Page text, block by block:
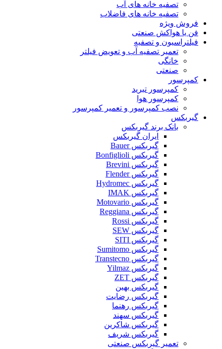
تصفیه خانه های آب
تصفیه خانه های فاضلاب
فروش ویژه
فن یا هواکش صنعتی
فیلتراسیون و تصفیه
تعمیر تصفیه آب و تعویض فیلتر
خانگی
صنعتی
کمپرسور
کمپرسور تبرید
کمپرسور هوا
نصب کمپرسور و تعمیر کمپرسور
گیربکس
بانک برند گیربکس
ایران گیربکس
گیربکس Bauer
گیربکس Bonfiglioli
گیربکس Brevini
گیربکس Flender
گیربکس Hydromec
گیربکس IMAK
گیربکس Motovario
گیربکس Reggiana
گیربکس Rossi
گیربکس SEW
گیربکس SITI
گیربکس Sumitomo
گیربکس Transtecno
گیربکس Yilmaz
گیربکس ZET
گیربکس بهین
گیربکس رضایت
گیربکس رهنما
گیربکس سهند
گیربکس شاکرین
گیربکس شریف
تعمیر گیربکس صنعتی